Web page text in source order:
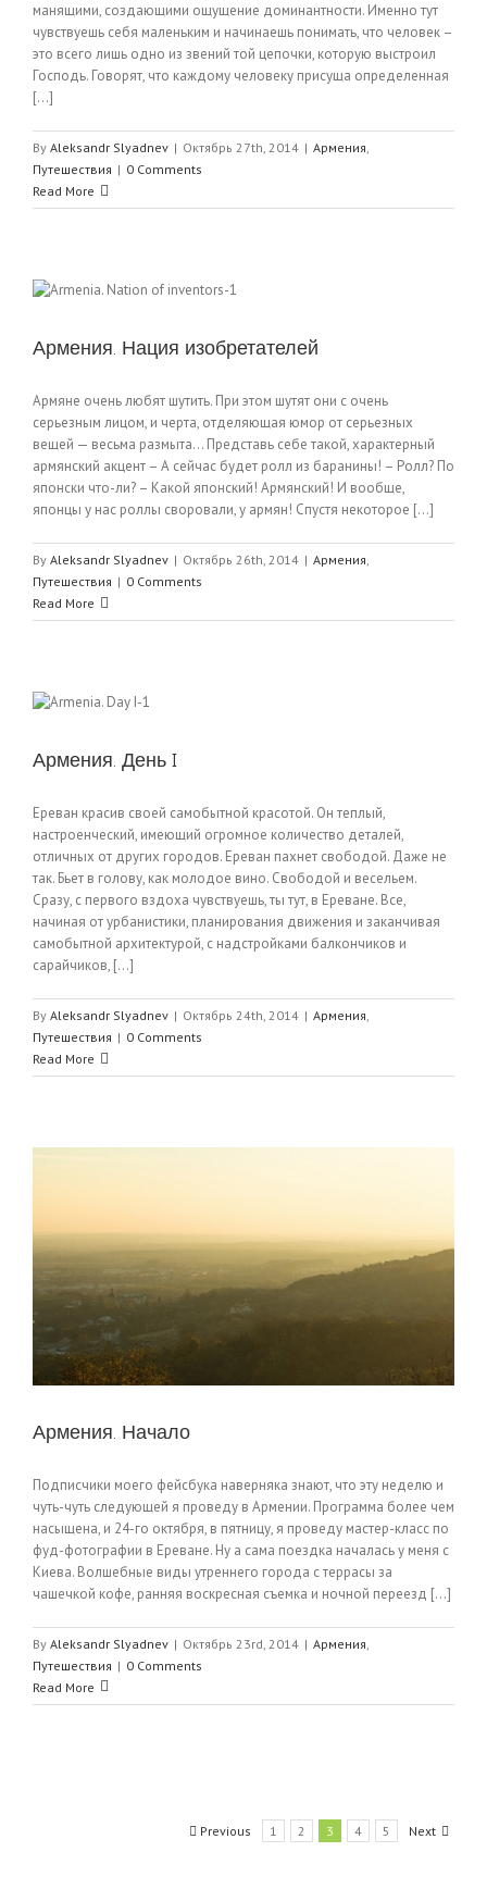
манящими, создающими ощущение доминантности. Именно тут
чувствуешь себя маленьким и начинаешь понимать, что человек –
это всего лишь одно из звений той цепочки, которую выстроил
Господь. Говорят, что каждому человеку присуща определенная
[...]
By Aleksandr Slyadnev | Октябрь 27th, 2014 | Армения,
Путешествия | 0 Comments
Read More
Армения. Нация изобретателей
Армяне очень любят шутить. При этом шутят они с очень
серьезным лицом, и черта, отделяющая юмор от серьезных
вещей — весьма размыта… Представь себе такой, характерный
армянский акцент – А сейчас будет ролл из баранины! – Ролл? По
японски что-ли? – Какой японский! Армянский! И вообще,
японцы у нас роллы своровали, у армян! Спустя некоторое [...]
By Aleksandr Slyadnev | Октябрь 26th, 2014 | Армения,
Путешествия | 0 Comments
Read More
Армения. День I
Ереван красив своей самобытной красотой. Он теплый,
настроенческий, имеющий огромное количество деталей,
отличных от других городов. Ереван пахнет свободой. Даже не
так. Бьет в голову, как молодое вино. Свободой и весельем.
Сразу, с первого вздоха чувствуешь, ты тут, в Ереване. Все,
начиная от урбанистики, планирования движения и заканчивая
самобытной архитектурой, с надстройками балкончиков и
сарайчиков, [...]
By Aleksandr Slyadnev | Октябрь 24th, 2014 | Армения,
Путешествия | 0 Comments
Read More
Армения. Начало
Подписчики моего фейсбука наверняка знают, что эту неделю и
чуть-чуть следующей я проведу в Армении. Программа более чем
насыщена, и 24-го октября, в пятницу, я проведу мастер-класс по
фуд-фотографии в Ереване. Ну а сама поездка началась у меня с
Киева. Волшебные виды утреннего города с террасы за
чашечкой кофе, ранняя воскресная съемка и ночной переезд [...]
By Aleksandr Slyadnev | Октябрь 23rd, 2014 | Армения
Путешествия | 0 Comments
Read More
Previous 1 2 3 4 5 Next